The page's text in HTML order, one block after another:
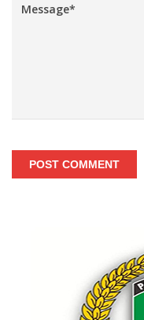
POST COMMENT